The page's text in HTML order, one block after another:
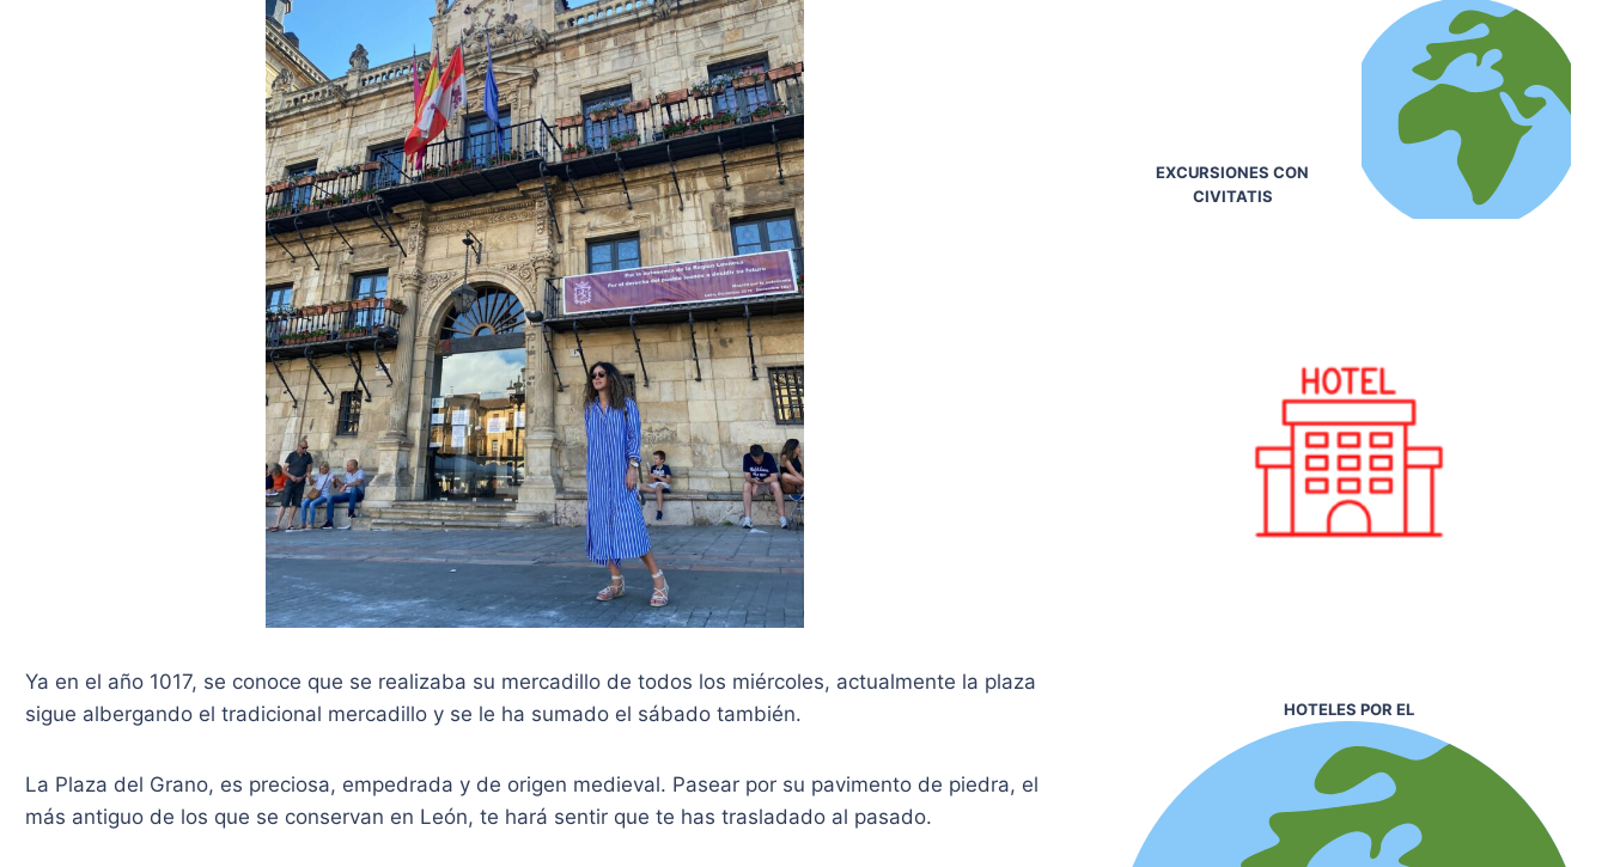
Ya en el año 1017, se conoce que se realizaba su mercadillo de todos los miércoles, actualmente la plaza
sigue albergando el tradicional mercadillo y se le ha sumado el sábado también.
La Plaza del Grano, es preciosa, empedrada y de origen medieval. Pasear por su pavimento de piedra, el
más antiguo de los que se conservan en León, te hará sentir que te has trasladado al pasado.
EXCURSIONES CON
CIVITATIS
HOTELES POR EL